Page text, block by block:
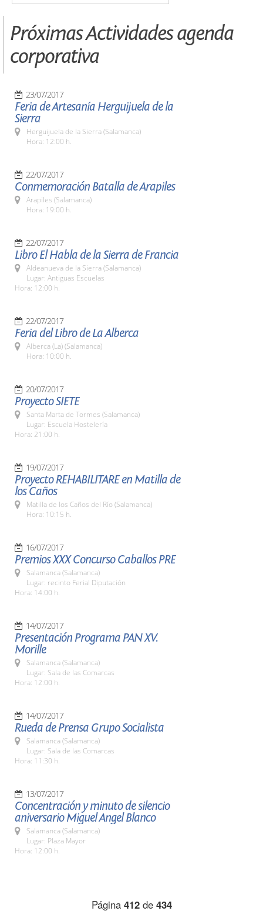
Próximas Actividades agenda
corporativa
23/07/2017
Feria de Artesanía Herguijuela de la
Sierra
Herguijuela de la Sierra (Salamanca)
Hora: 12:00 h.
22/07/2017
Conmemoración Batalla de Arapiles
Arapiles (Salamanca)
Hora: 19:00 h.
22/07/2017
Libro El Habla de la Sierra de Francia
Aldeanueva de la Sierra (Salamanca)
Lugar: Antiguas Escuelas
Hora: 12:00 h.
22/07/2017
Feria del Libro de La Alberca
Alberca (La) (Salamanca)
Hora: 10:00 h.
20/07/2017
Proyecto SIETE
Santa Marta de Tormes (Salamanca)
Lugar: Escuela Hostelería
Hora: 21:00 h.
19/07/2017
Proyecto REHABILITARE en Matilla de
los Caños
Matilla de los Caños del Río (Salamanca)
Hora: 10:15 h.
16/07/2017
Premios XXX Concurso Caballos PRE
Salamanca (Salamanca)
Lugar: recinto Ferial Diputación
Hora: 14:00 h.
14/07/2017
Presentación Programa PAN XV.
Morille
Salamanca (Salamanca)
Lugar: Sala de las Comarcas
Hora: 12:00 h.
14/07/2017
Rueda de Prensa Grupo Socialista
Salamanca (Salamanca)
Lugar: Sala de las Comarcas
Hora: 11:30 h.
13/07/2017
Concentración y minuto de silencio
aniversario Miguel Angel Blanco
Salamanca (Salamanca)
Lugar: Plaza Mayor
Hora: 12:00 h.
Página 412de 434